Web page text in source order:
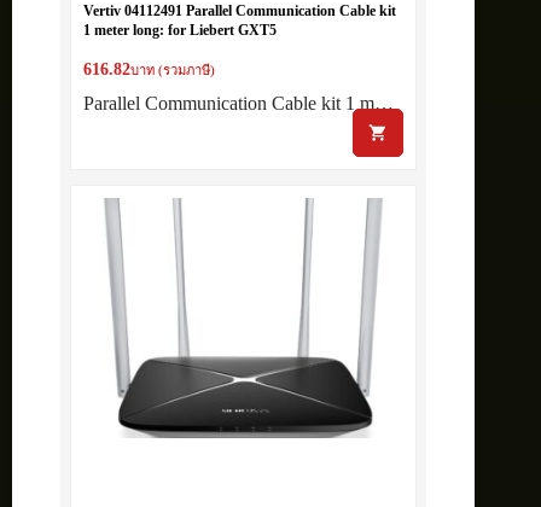
Vertiv 04112491 Parallel Communication Cable kit
1 meter long: for Liebert GXT5
616.82บาท (รวมภาษี)
Parallel Communication Cable kit 1 m…